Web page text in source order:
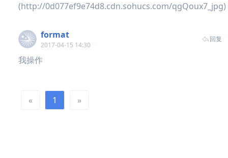
(http://0d077ef9e74d8.cdn.sohucs.com/qgQoux7_jpg)
format
2017-04-15 14:30
回复
我操作
« 1 »